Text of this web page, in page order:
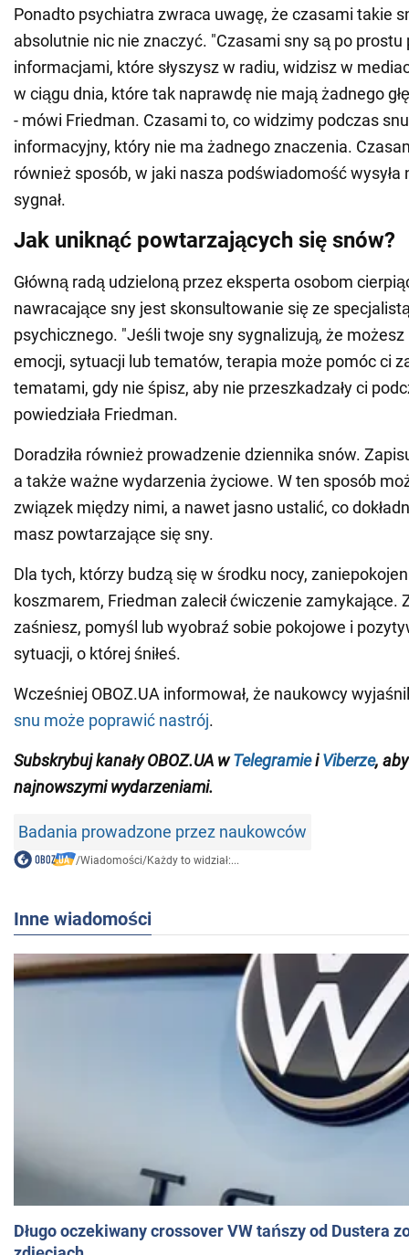
Ponadto psychiatra zwraca uwagę, że czasami takie
absolutnie nic nie znaczyć. "Czasami sny są po
informacjami, które słyszysz w radiu, widzisz w
w ciągu dnia, które tak naprawdę nie mają żadnego
- mówi Friedman. Czasami to, co widzimy podczas
informacyjny, który nie ma żadnego znaczenia.
również sposób, w jaki nasza podświadomość wysyła
sygnał.
Jak uniknąć powtarzających się snów?
Główną radą udzieloną przez eksperta osobom
nawracające sny jest skonsultowanie się ze
psychicznego. "Jeśli twoje sny sygnalizują, że
emocji, sytuacji lub tematów, terapia może pomóc ci
tematami, gdy nie śpisz, aby nie przeszkadzały ci
powiedziała Friedman.
Doradziła również prowadzenie dziennika snów.
a także ważne wydarzenia życiowe. W ten sposób
związek między nimi, a nawet jasno ustalić, co
masz powtarzające się sny.
Dla tych, którzy budzą się w środku nocy,
koszmarem, Friedman zalecił ćwiczenie zamykające.
zaśniesz, pomyśl lub wyobraź sobie pokojowe i
sytuacji, o której śniłeś.
Wcześniej OBOZ.UA informował, że naukowcy
snu może poprawić nastrój.
Subskrybuj kanały OBOZ.UA wTelegramieiViberze,
najnowszymi wydarzeniami.
Badania prowadzone przez naukowców
/Wiadomości/Każdy to widział:...
Inne wiadomości
Długo oczekiwany crossover VW tańszy od Dustera